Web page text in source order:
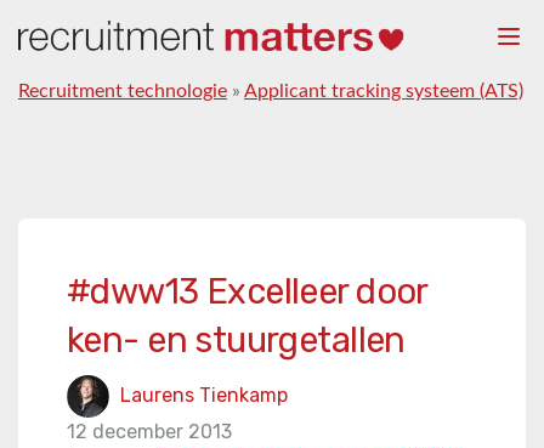
Recruitment technologie » Applicant tracking systeem (ATS)
#dww13 Excelleer door
ken- en stuurgetallen
Laurens Tienkamp
12 december 2013